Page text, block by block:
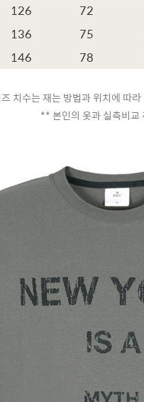
126 72
136 75
146 78
치수는 재는 방법과 위치에 따
** 본인의 옷과 실측비